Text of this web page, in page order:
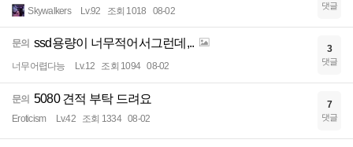
Skywalkers Lv.92 조회 1018 08-02 댓글
문의 ssd용량이 너무적어서그런데,..
너무어렵다능 Lv.12 조회 1094 08-02
3
댓글
문의 5080 견적 부탁 드려요
Eroticism Lv.42 조회 1334 08-02
7
댓글